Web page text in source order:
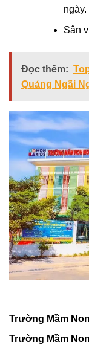
ngày.
Sân
Đọc thêm:
Quảng Ngãi
Trường Mầm
Trường Mầm